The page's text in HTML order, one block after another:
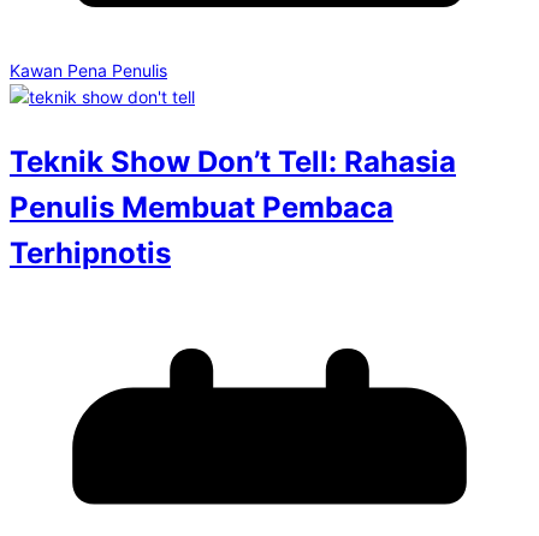
Kawan Pena Penulis
Teknik Show Don’t Tell: Rahasia
Penulis Membuat Pembaca
Terhipnotis